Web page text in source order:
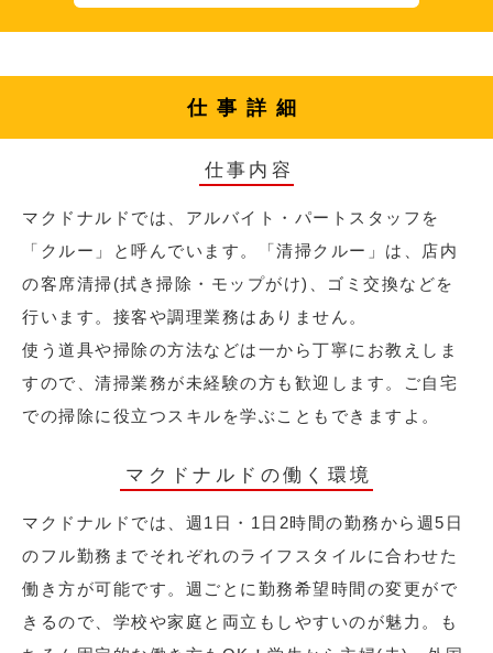
仕事詳細
仕事内容
マクドナルドでは、アルバイト・パートスタッフを
「クルー」と呼んでいます。「清掃クルー」は、店内
の客席清掃(拭き掃除・モップがけ)、ゴミ交換などを
行います。接客や調理業務はありません。
使う道具や掃除の方法などは一から丁寧にお教えしま
すので、清掃業務が未経験の方も歓迎します。ご自宅
での掃除に役立つスキルを学ぶこともできますよ。
マクドナルドの働く環境
マクドナルドでは、週1日・1日2時間の勤務から週5日
のフル勤務までそれぞれのライフスタイルに合わせた
働き方が可能です。週ごとに勤務希望時間の変更がで
きるので、学校や家庭と両立もしやすいのが魅力。も